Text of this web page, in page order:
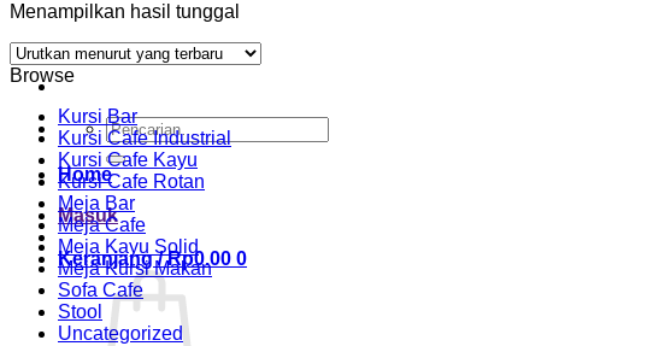
Pencarian
untuk:
Home
Masuk
Keranjang /Rp0.00 0
Menampilkan hasil tunggal
Browse
Kursi Bar
Kursi Cafe Industrial
Kursi Cafe Kayu
Kursi Cafe Rotan
Meja Bar
Meja Cafe
Meja Kayu Solid
Meja Kursi Makan
Sofa Cafe
Stool
Uncategorized